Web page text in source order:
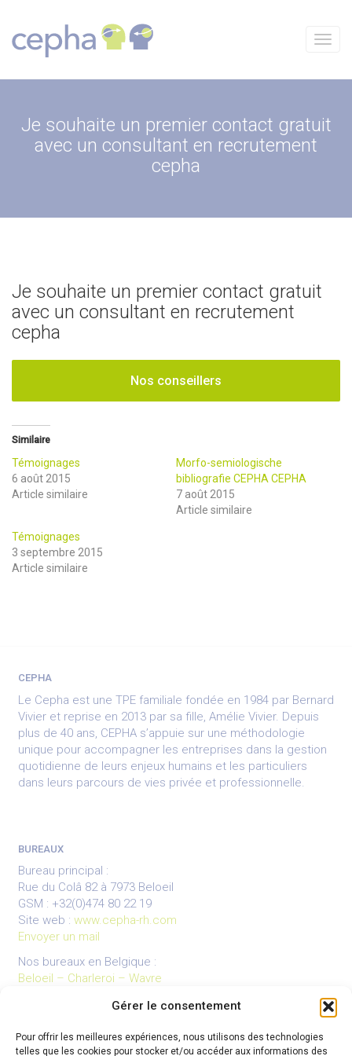
Gérer le consentement
Pour offrir les meilleures expériences, nous utilisons des technologies
telles que les cookies pour stocker et/ou accéder aux informations des
contenu
Menu
Je souhaite un premier contact gratuit
avec un consultant en recrutement
cepha
Je souhaite un premier contact gratuit
avec un consultant en recrutement
cepha
Nos conseillers
Similaire
Témoignages
6 août 2015
Article similaire
Morfo-semiologische
bibliografie CEPHA CEPHA
7 août 2015
Article similaire
Témoignages
3 septembre 2015
Article similaire
CEPHA
Le Cepha est une TPE familiale fondée en 1984 par Bernard
Vivier et reprise en 2013 par sa fille, Amélie Vivier. Depuis
plus de 40 ans, CEPHA s’appuie sur une méthodologie
unique pour accompagner les entreprises dans la gestion
quotidienne de leurs enjeux humains et les particuliers
dans leurs parcours de vies privée et professionnelle.
BUREAUX
Bureau principal :
Rue du Colâ 82 à 7973 Beloeil
GSM : +32(0)474 80 22 19
Site web : www.cepha-rh.com
Envoyer un mail
Nos bureaux en Belgique :
Beloeil – Charleroi – Wavre
LIENS UTILES